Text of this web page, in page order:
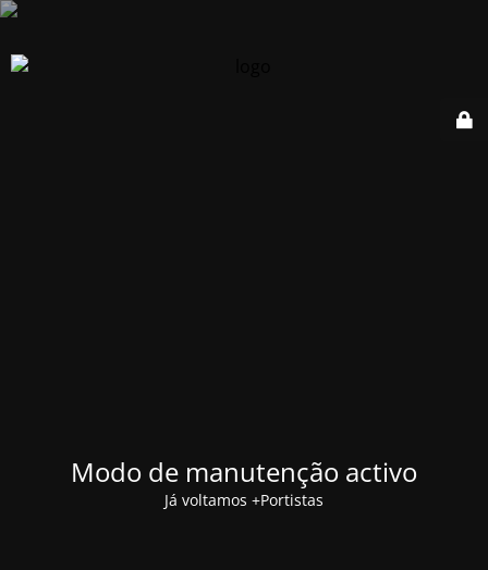
Modo de manutenção activo
Já voltamos +Portistas